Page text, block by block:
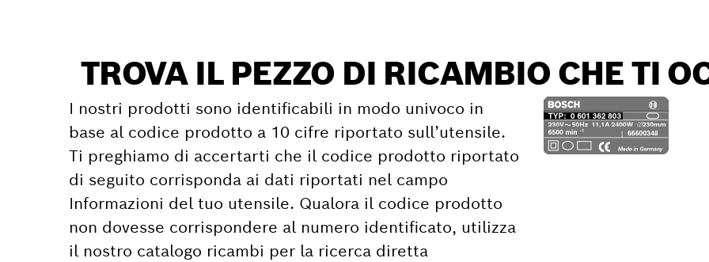
TROVA IL PEZZO DI RICAMBIO CHE TI
I nostri prodotti sono identificabili in modo univoco in
base al codice prodotto a 10 cifre riportato sull’utensile.
Ti preghiamo di accertarti che il codice prodotto riportato
di seguito corrisponda ai dati riportati nel campo
Informazioni del tuo utensile. Qualora il codice prodotto
non dovesse corrispondere al numero identificato, utilizza
il nostro catalogo ricambi per la ricerca diretta